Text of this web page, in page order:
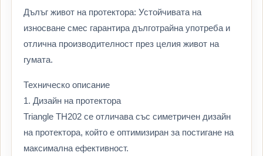
Дълъг живот на протектора: Устойчивата на
износване смес гарантира дълготрайна употреба и
отлична производителност през целия живот на
гумата.
Техническо описание
1. Дизайн на протектора
Triangle TH202 се отличава със симетричен дизайн
на протектора, който е оптимизиран за постигане на
максимална ефективност.